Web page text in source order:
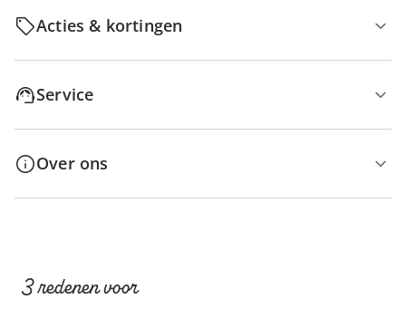
Acties & kortingen
Service
Over ons
3 redenen voor